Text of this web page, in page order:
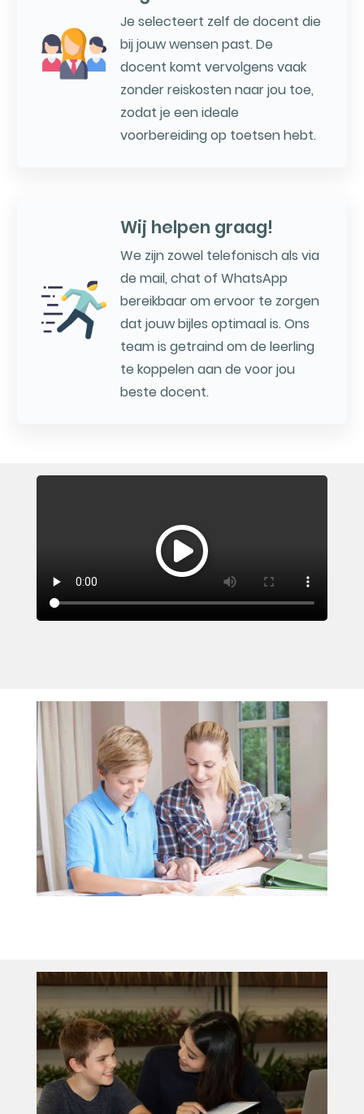
Je selecteert zelf de docent die
bij jouw wensen past. De
docent komt vervolgens vaak
zonder reiskosten naar jou toe,
zodat je een ideale
voorbereiding op toetsen hebt.
Wij helpen graag!
We zijn zowel telefonisch als via
de mail, chat of WhatsApp
bereikbaar om ervoor te zorgen
dat jouw bijles optimaal is. Ons
team is getraind om de leerling
te koppelen aan de voor jou
beste docent.